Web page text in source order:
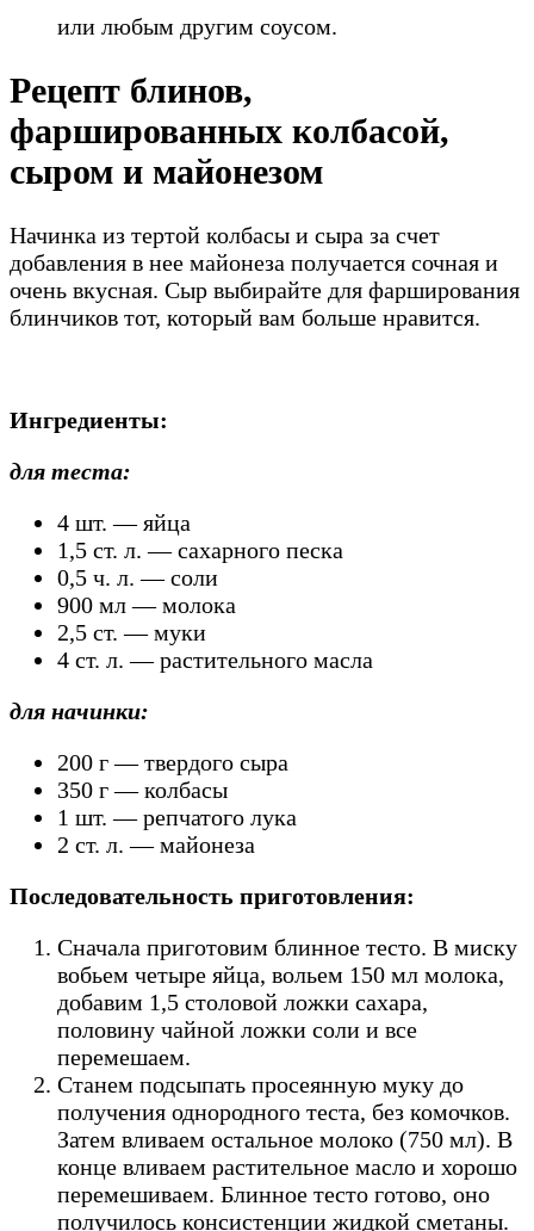
или любым другим соусом.
Рецепт блинов,
фаршированных колбасой,
сыром и майонезом
Начинка из тертой колбасы и сыра за счет
добавления в нее майонеза получается сочная и
очень вкусная. Сыр выбирайте для фарширования
блинчиков тот, который вам больше нравится.
Ингредиенты:
для теста:
4 шт. — яйца
1,5 ст. л. — сахарного песка
0,5 ч. л. — соли
900 мл — молока
2,5 ст. — муки
4 ст. л. — растительного масла
для начинки:
200 г — твердого сыра
350 г — колбасы
1 шт. — репчатого лука
2 ст. л. — майонеза
Последовательность приготовления:
Сначала приготовим блинное тесто. В миску
вобьем четыре яйца, вольем 150 мл молока,
добавим 1,5 столовой ложки сахара,
половину чайной ложки соли и все
перемешаем.
Станем подсыпать просеянную муку до
получения однородного теста, без комочков.
Затем вливаем остальное молоко (750 мл). В
конце вливаем растительное масло и хорошо
перемешиваем. Блинное тесто готово, оно
получилось консистенции жидкой сметаны.